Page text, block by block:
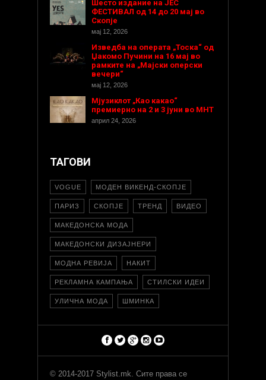
Шесто издание на ЈЕС
ФЕСТИВАЛ од 14 до 20 мај во
Скопје
мај 12, 2026
Изведба на операта „Тоска“ од
Џакомо Пучини на 16 мај во
рамките на „Мајски оперски
вечери“
мај 12, 2026
Мјузиклот „Као какао“
премиерно на 2 и 3 јуни во МНТ
април 24, 2026
ТАГОВИ
VOGUE МОДЕН ВИКЕНД-СКОПЈЕ
ПАРИЗ СКОПЈЕ ТРЕНД ВИДЕО
МАКЕДОНСКА МОДА
МАКЕДОНСКИ ДИЗАЈНЕРИ
МОДНА РЕВИЈА НАКИТ
РЕКЛАМНА КАМПАЊА СТИЛСКИ ИДЕИ
УЛИЧНА МОДА ШМИНКА
© 2014-2017 Stylist.mk. Сите права се